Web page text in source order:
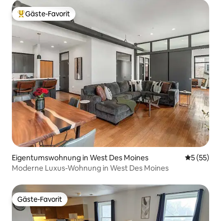
Beliebter Gäste-Favorit.
Gäste-Favorit
Eigentumswohnung in West Des Moines
5 (55)
Moderne Luxus-Wohnung in West Des Moines
Gäste-Favorit
Gäste-Favorit